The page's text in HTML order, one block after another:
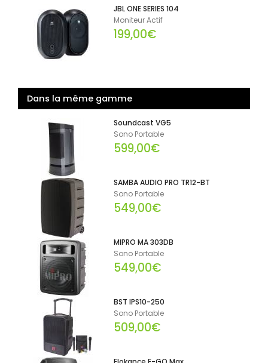
JBL ONE SERIES 104
Moniteur Actif
199,00€
Dans la même gamme
Soundcast VG5
Sono Portable
599,00€
SAMBA AUDIO PRO TR12-BT
Sono Portable
549,00€
MIPRO MA 303DB
Sono Portable
549,00€
BST IPS10-250
Sono Portable
509,00€